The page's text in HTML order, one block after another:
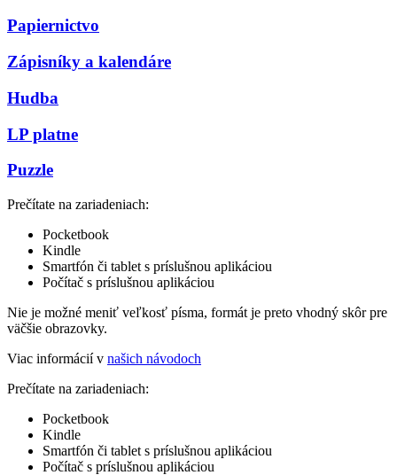
Papiernictvo
Zápisníky a kalendáre
Hudba
LP platne
Puzzle
Prečítate na zariadeniach:
Pocketbook
Kindle
Smartfón či tablet s príslušnou aplikáciou
Počítač s príslušnou aplikáciou
Nie je možné meniť veľkosť písma, formát je preto vhodný skôr pre
väčšie obrazovky.
Viac informácií v našich návodoch
Prečítate na zariadeniach:
Pocketbook
Kindle
Smartfón či tablet s príslušnou aplikáciou
Počítač s príslušnou aplikáciou